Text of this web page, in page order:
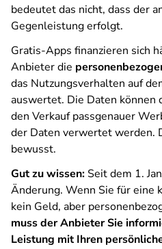
bedeutet das nicht, dass der
Gegenleistung erfolgt.
Gratis-Apps finanzieren sich
Anbieter die
das Nutzungsverhalten auf
auswertet. Die Daten können
den Verkauf passgenauer
der Daten verwertet werden.
bewusst.
Gut zu wissen: Seit dem 1.
Änderung. Wenn Sie für eine
kein Geld, aber
muss der Anbieter Sie
Leistung mit Ihren